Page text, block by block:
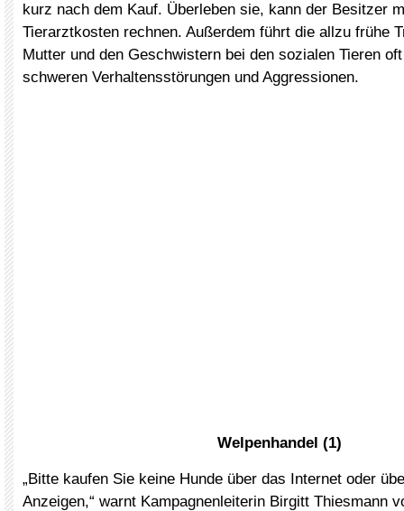
kurz nach dem Kauf. Überleben sie, kann der Besitzer
Tierarztkosten rechnen. Außerdem führt die allzu frühe
Mutter und den Geschwistern bei den sozialen Tieren
schweren Verhaltensstörungen und Aggressionen.
Welpenhandel (1)
„Bitte kaufen Sie keine Hunde über das Internet oder
Anzeigen,“ warnt Kampagnenleiterin Birgitt Thiesmann